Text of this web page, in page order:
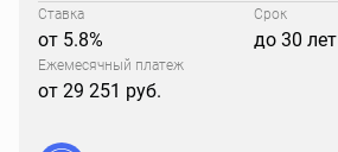
Ставка
от 5.8%
Срок
до 30 лет
Ежемесячный платеж
от 29 251 руб.